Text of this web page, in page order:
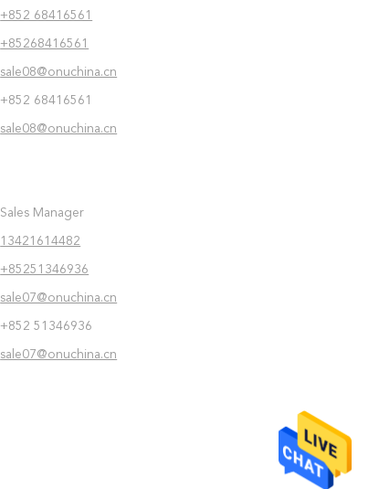
+852 68416561
+85268416561
sale08@onuchina.cn
+852 68416561
sale08@onuchina.cn
Sales Manager
13421614482
+85251346936
sale07@onuchina.cn
+852 51346936
sale07@onuchina.cn